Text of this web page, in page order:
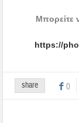
Μπορείτε
https://
share 0